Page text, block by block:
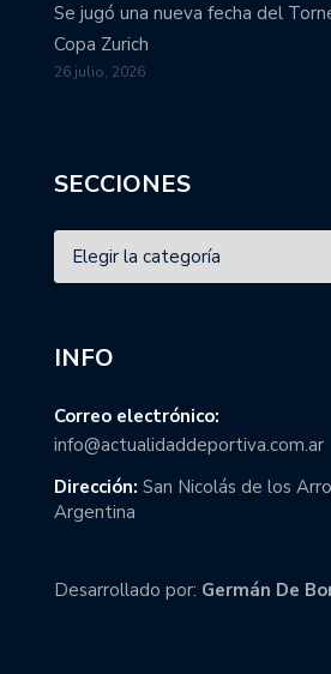
Se jugó una nueva fecha del
Copa Zurich
26 julio, 2026
SECCIONES
INFO
Correo electrónico:
info@actualidaddeportiva.com.ar
Dirección: San Nicolás de los
Argentina
Desarrollado por: Germán De